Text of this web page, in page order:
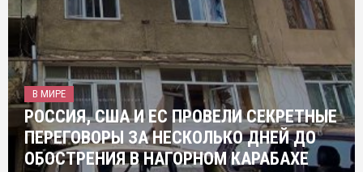
В МИРЕ
РОССИЯ, США И ЕС ПРОВЕЛИ СЕКРЕТНЫЕ
ПЕРЕГОВОРЫ ЗА НЕСКОЛЬКО ДНЕЙ ДО
ОБОСТРЕНИЯ В НАГОРНОМ КАРАБАХЕ